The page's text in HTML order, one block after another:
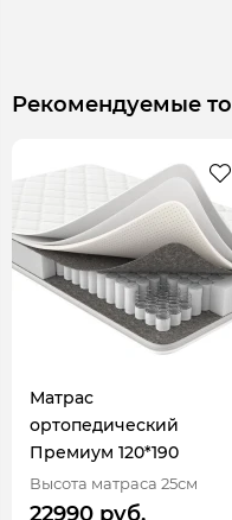
Рекомендуемые
Матрас
ортопедический
Премиум 120*190
Высота матраса 25см
22990 руб.